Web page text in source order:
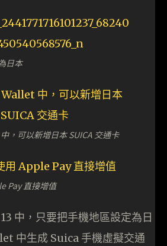
日本
，可以新增日本 SUICA 交通卡
Pay 直接增值
中，只要把手機地區設定為日
中生成 Suica 手機虛擬交通